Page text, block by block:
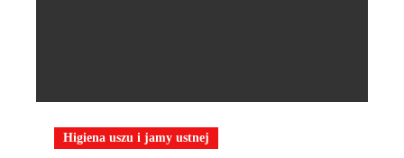
Higiena uszu i jamy ustnej